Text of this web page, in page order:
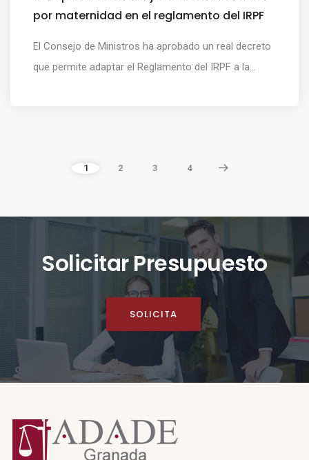
por maternidad en el reglamento del IRPF
El Consejo de Ministros ha aprobado un real decreto
que permite adaptar el Reglamento del IRPF a la...
1 2 3 4
Solicitar Presupuesto
SOLICITA